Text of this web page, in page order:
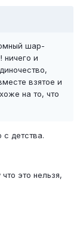
шар-
ничего и
взятое и
на то, что
детства.
это нельзя,